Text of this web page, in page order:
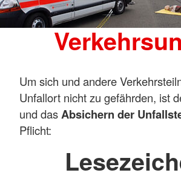
Um sich und andere
Unfallort nicht zu gefährden, ist
und dasAbsichern der
Pflicht: